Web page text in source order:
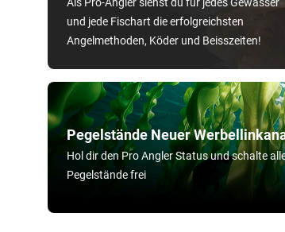
Pegelstände Neuer
Hol dir den Pro Angler Status und schalte
Pegelstände frei
und jede Fischart die erfolgreichsten
Angelmethoden, Köder und Beisszeiten!